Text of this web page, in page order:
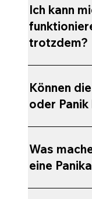
Ich kann
trotzdem?
Können
oder Panik
Was
eine